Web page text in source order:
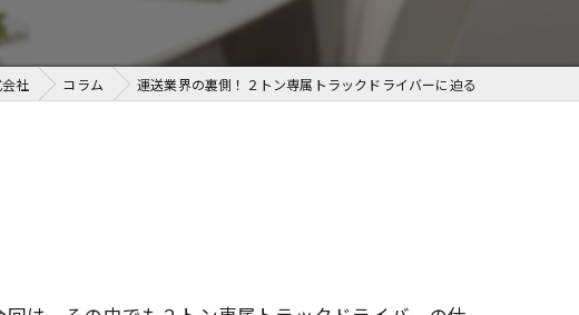
社 コラム 運送業界の裏側！２トン専属トラックドライバーに迫る